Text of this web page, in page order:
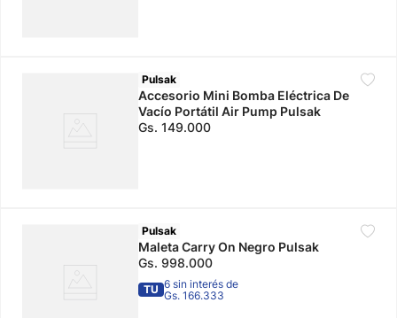
Pulsak
Accesorio Mini Bomba Eléctrica De
Vacío Portátil Air Pump Pulsak
Gs. 149.000
Pulsak
Maleta Carry On Negro Pulsak
Gs. 998.000
TU 6 sin interés de
Gs. 166.333